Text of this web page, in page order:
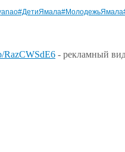
#ДетиЯмала#МолодежьЯмала
RazCWSdE6 - рекламный